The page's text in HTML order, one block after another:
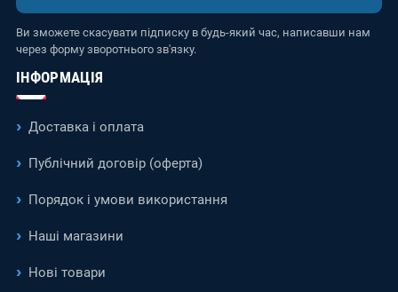
Ви зможете скасувати підписку в будь-який час, написавши нам
через форму зворотнього зв'язку.
ІНФОРМАЦІЯ
Доставка і оплата
Публічний договір (оферта)
Порядок і умови використання
Наші магазини
Нові товари